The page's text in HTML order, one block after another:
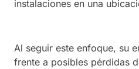
instalaciones en una
Al seguir este enfoque, su
frente a posibles pérdidas